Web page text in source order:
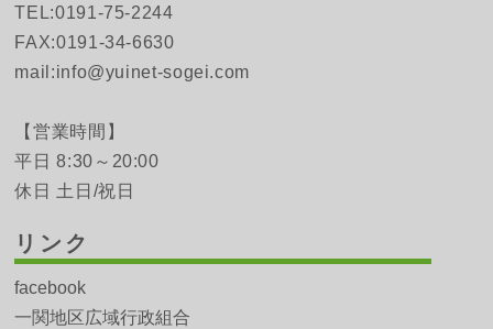
TEL:0191-75-2244
FAX:0191-34-6630
mail:info@yuinet-sogei.com
【営業時間】
平日 8:30～20:00
休日 土日/祝日
リンク
facebook
一関地区広域行政組合